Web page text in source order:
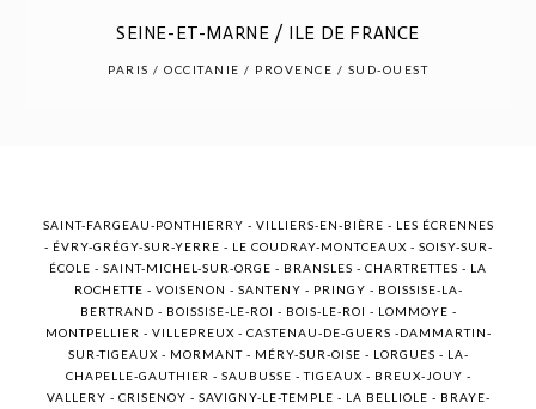
POST COMMENT
SEINE-ET-MARNE / ILE DE FRANCE
PARIS / OCCITANIE / PROVENCE / SUD-OUEST
SAINT-FARGEAU-PONTHIERRY - VILLIERS-EN-BIÈRE - LES ÉCRENNES
- ÉVRY-GRÉGY-SUR-YERRE - LE COUDRAY-MONTCEAUX - SOISY-SUR-
ÉCOLE - SAINT-MICHEL-SUR-ORGE - BRANSLES - CHARTRETTES - LA
ROCHETTE - VOISENON - SANTENY - PRINGY - BOISSISE-LA-
BERTRAND - BOISSISE-LE-ROI - BOIS-LE-ROI - LOMMOYE -
MONTPELLIER - VILLEPREUX - CASTENAU-DE-GUERS -DAMMARTIN-
SUR-TIGEAUX - MORMANT - MÉRY-SUR-OISE - LORGUES - LA-
CHAPELLE-GAUTHIER - SAUBUSSE - TIGEAUX - BREUX-JOUY -
VALLERY - CRISENOY - SAVIGNY-LE-TEMPLE - LA BELLIOLE - BRAYE-